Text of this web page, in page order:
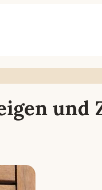
und